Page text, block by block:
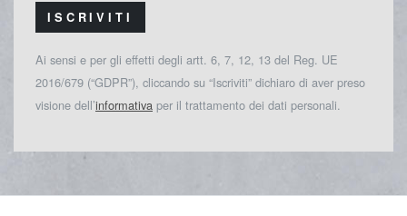
ISCRIVITI
Ai sensi e per gli effetti degli artt. 6, 7, 12, 13 del Reg. UE
2016/679 (“GDPR”), cliccando su “Iscriviti” dichiaro di aver preso
visione dell’informativa per il trattamento dei dati personali.